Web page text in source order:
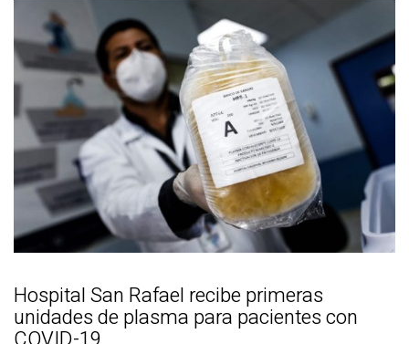
Hospital San Rafael recibe primeras
unidades de plasma para pacientes con